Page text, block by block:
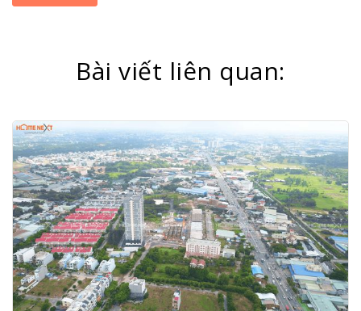
Bài viết liên quan: